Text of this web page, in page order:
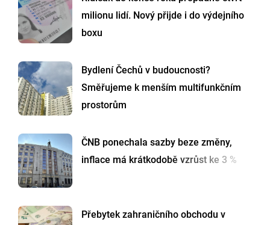
milionu lidí. Nový přijde i do výdejního
boxu
Bydlení Čechů v budoucnosti?
Směřujeme k menším multifunkčním
prostorům
ČNB ponechala sazby beze změny,
inflace má krátkodobě vzrůst ke 3 %
Přebytek zahraničního obchodu v